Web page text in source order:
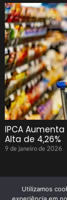
IPCA
Alta de 4,26%
9 de janeiro de 2026
Utilizamos